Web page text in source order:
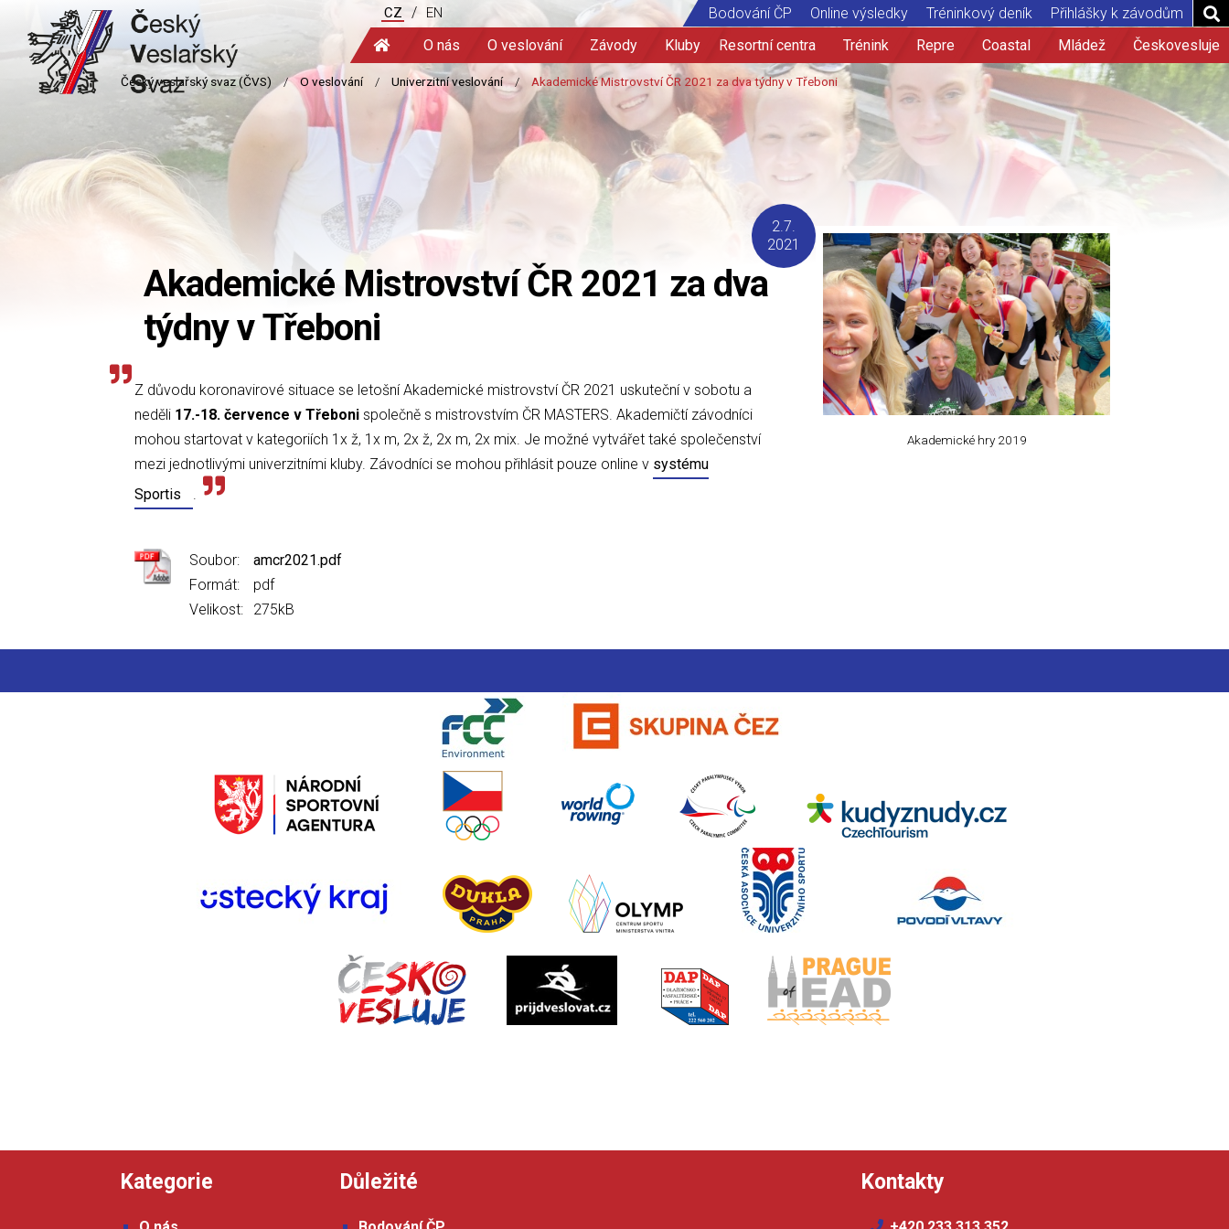
CZ / EN Bodování ČP Online výsledky Tréninkový deník
Přihlášky k závodům
O nás
O veslování Závody Kluby Resortní centra Trénink Repre Coastal Mládež Českovesluje
Akademické Mistrovství ČR 2021 za dva
týdny v Třeboni
2.7.
2021
Z důvodu koronavirové situace se letošní Akademické mistrovství ČR 2021 uskuteční v sobotu a
neděli 17.-18. července v Třeboni společně s mistrovstvím ČR MASTERS. Akademičtí závodníci
mohou startovat v kategoriích 1x ž, 1x m, 2x ž, 2x m, 2x mix. Je možné vytvářet také společenství
mezi jednotlivými univerzitními kluby. Závodníci se mohou přihlásit pouze online v systému
Sportis
.
Soubor:
amcr2021.pdf
Formát:
pdf
Velikost:
275kB
Akademické hry 2019
Kategorie Důležité Kontakty